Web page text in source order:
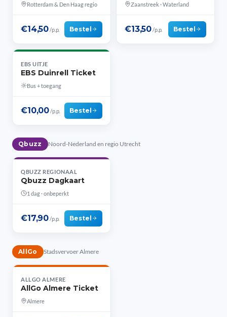
Rotterdam & Den Haag regio
€14,50/p.p. Bestel
Zaanstreek · Waterland
€13,50/p.p. Bestel
EBS UITJE
EBS Duinrell Ticket
Bus + toegang
€10,00/p.p. Bestel
Qbuzz Noord-Nederland en regio Utrecht
QBUZZ REGIONAAL
Qbuzz Dagkaart
1 dag · onbeperkt
€17,90/p.p. Bestel
AllGo Stadsvervoer Almere
ALLGO ALMERE
AllGo Almere Ticket
Almere